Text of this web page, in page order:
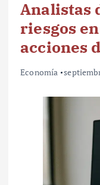
Analistas
riesgos
acciones
Economía